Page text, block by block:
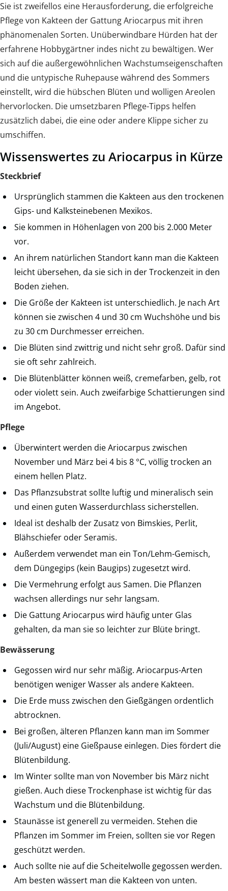
Sie ist zweifellos eine Herausforderung, die erfolgreiche
Pflege von Kakteen der Gattung Ariocarpus mit ihren
phänomenalen Sorten. Unüberwindbare Hürden hat der
erfahrene Hobbygärtner indes nicht zu bewältigen. Wer
sich auf die außergewöhnlichen Wachstumseigenschaften
und die untypische Ruhepause während des Sommers
einstellt, wird die hübschen Blüten und wolligen Areolen
hervorlocken. Die umsetzbaren Pflege-Tipps helfen
zusätzlich dabei, die eine oder andere Klippe sicher zu
umschiffen.
Wissenswertes zu Ariocarpus in Kürze
Steckbrief
Ursprünglich stammen die Kakteen aus den trockenen
Gips- und Kalksteinebenen Mexikos.
Sie kommen in Höhenlagen von 200 bis 2.000 Meter
vor.
An ihrem natürlichen Standort kann man die Kakteen
leicht übersehen, da sie sich in der Trockenzeit in den
Boden ziehen.
Die Größe der Kakteen ist unterschiedlich. Je nach Art
können sie zwischen 4 und 30 cm Wuchshöhe und bis
zu 30 cm Durchmesser erreichen.
Die Blüten sind zwittrig und nicht sehr groß. Dafür sind
sie oft sehr zahlreich.
Die Blütenblätter können weiß, cremefarben, gelb, rot
oder violett sein. Auch zweifarbige Schattierungen sind
im Angebot.
Pflege
Überwintert werden die Ariocarpus zwischen
November und März bei 4 bis 8 °C, völlig trocken an
einem hellen Platz.
Das Pflanzsubstrat sollte luftig und mineralisch sein
und einen guten Wasserdurchlass sicherstellen.
Ideal ist deshalb der Zusatz von Bimskies, Perlit,
Blähschiefer oder Seramis.
Außerdem verwendet man ein Ton/Lehm-Gemisch,
dem Düngegips (kein Baugips) zugesetzt wird.
Die Vermehrung erfolgt aus Samen. Die Pflanzen
wachsen allerdings nur sehr langsam.
Die Gattung Ariocarpus wird häufig unter Glas
gehalten, da man sie so leichter zur Blüte bringt.
Bewässerung
Gegossen wird nur sehr mäßig. Ariocarpus-Arten
benötigen weniger Wasser als andere Kakteen.
Die Erde muss zwischen den Gießgängen ordentlich
abtrocknen.
Bei großen, älteren Pflanzen kann man im Sommer
(Juli/August) eine Gießpause einlegen. Dies fördert die
Blütenbildung.
Im Winter sollte man von November bis März nicht
gießen. Auch diese Trockenphase ist wichtig für das
Wachstum und die Blütenbildung.
Staunässe ist generell zu vermeiden. Stehen die
Pflanzen im Sommer im Freien, sollten sie vor Regen
geschützt werden.
Auch sollte nie auf die Scheitelwolle gegossen werden.
Am besten wässert man die Kakteen von unten.